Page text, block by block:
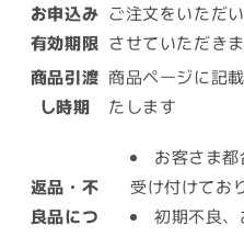
お申込み
有効期限
ご注文をいただ
させていただき
商品引渡
し時期
商品ページに記
たします
返品・不
良品につ
お客さま
受け付けてお
初期不良